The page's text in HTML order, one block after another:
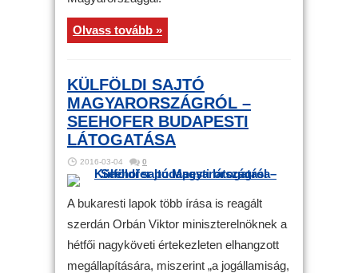
Olvass tovább »
KÜLFÖLDI SAJTÓ
MAGYARORSZÁGRÓL –
SEEHOFER BUDAPESTI
LÁTOGATÁSA
2016-03-04 0
A bukaresti lapok több írása is reagált
szerdán Orbán Viktor miniszterelnöknek a
hétfői nagyköveti értekezleten elhangzott
megállapítására, miszerint „a jogállamiság,